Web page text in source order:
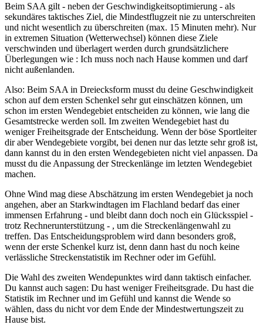
Beim SAA gilt - neben der Geschwindigkeitsoptimierung - als
sekundäres taktisches Ziel, die Mindestflugzeit nie zu unterschreiten
und nicht wesentlich zu überschreiten (max. 15 Minuten mehr). Nur
in extremen Situation (Wetterwechsel) können diese Ziele
verschwinden und überlagert werden durch grundsätzlichere
Überlegungen wie : Ich muss noch nach Hause kommen und darf
nicht außenlanden.
Also: Beim SAA in Dreiecksform musst du deine Geschwindigkeit
schon auf dem ersten Schenkel sehr gut einschätzen können, um
schon im ersten Wendegebiet entscheiden zu können, wie lang die
Gesamtstrecke werden soll. Im zweiten Wendegebiet hast du
weniger Freiheitsgrade der Entscheidung. Wenn der böse Sportleiter
dir aber Wendegebiete vorgibt, bei denen nur das letzte sehr groß ist,
dann kannst du in den ersten Wendegebieten nicht viel anpassen. Da
musst du die Anpassung der Streckenlänge im letzten Wendegebiet
machen.
Ohne Wind mag diese Abschätzung im ersten Wendegebiet ja noch
angehen, aber an Starkwindtagen im Flachland bedarf das einer
immensen Erfahrung - und bleibt dann doch noch ein Glücksspiel -
trotz Rechnerunterstützung - , um die Streckenlängenwahl zu
treffen. Das Entscheidungsproblem wird dann besonders groß,
wenn der erste Schenkel kurz ist, denn dann hast du noch keine
verlässliche Streckenstatistik im Rechner oder im Gefühl.
Die Wahl des zweiten Wendepunktes wird dann taktisch einfacher.
Du kannst auch sagen: Du hast weniger Freiheitsgrade. Du hast die
Statistik im Rechner und im Gefühl und kannst die Wende so
wählen, dass du nicht vor dem Ende der Mindestwertungszeit zu
Hause bist.